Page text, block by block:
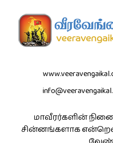
மாவீரர்களின்
சின்னங்களாக